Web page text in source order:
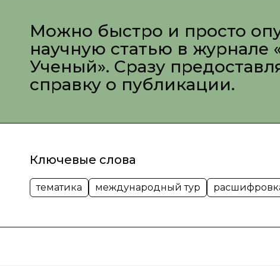
Можно быстро и просто
научную статью в журнале
Ученый». Сразу
справку о публикации.
Ключевые слова
тематика международный тур